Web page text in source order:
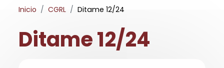
Inicio CGRL Ditame 12/24
Ditame 12/24